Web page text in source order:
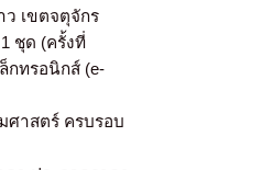
เขตจตุจักร
ชุด (ครั้งที่
กทรอนิกส์ (e-
าสตร์ ครบรอบ